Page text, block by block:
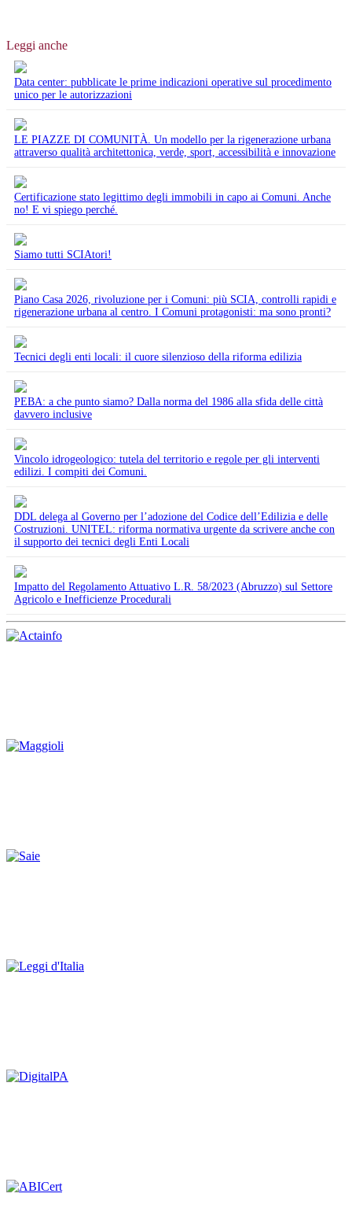
Leggi anche
Data center: pubblicate le prime indicazioni operative sul procedimento
unico per le autorizzazioni
LE PIAZZE DI COMUNITÀ. Un modello per la rigenerazione urbana
attraverso qualità architettonica, verde, sport, accessibilità e innovazione
Certificazione stato legittimo degli immobili in capo ai Comuni. Anche
no! E vi spiego perché.
Siamo tutti SCIAtori!
Piano Casa 2026, rivoluzione per i Comuni: più SCIA, controlli rapidi e
rigenerazione urbana al centro. I Comuni protagonisti: ma sono pronti?
Tecnici degli enti locali: il cuore silenzioso della riforma edilizia
PEBA: a che punto siamo? Dalla norma del 1986 alla sfida delle città
davvero inclusive
Vincolo idrogeologico: tutela del territorio e regole per gli interventi
edilizi. I compiti dei Comuni.
DDL delega al Governo per l’adozione del Codice dell’Edilizia e delle
Costruzioni. UNITEL: riforma normativa urgente da scrivere anche con
il supporto dei tecnici degli Enti Locali
Impatto del Regolamento Attuativo L.R. 58/2023 (Abruzzo) sul Settore
Agricolo e Inefficienze Procedurali